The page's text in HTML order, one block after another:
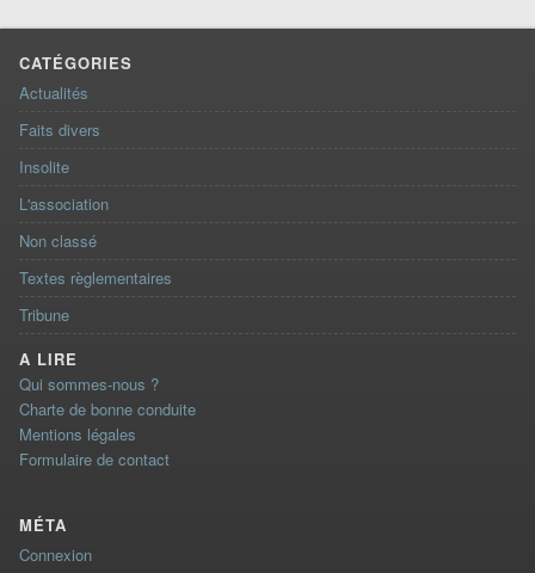
CATÉGORIES
Actualités
Faits divers
Insolite
L'association
Non classé
Textes règlementaires
Tribune
A LIRE
Qui sommes-nous ?
Charte de bonne conduite
Mentions légales
Formulaire de contact
MÉTA
Connexion